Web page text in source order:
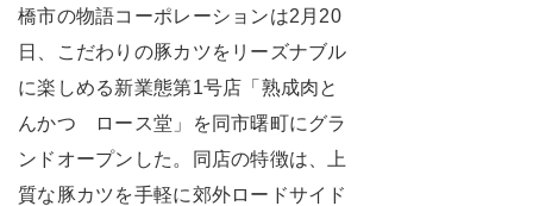
橋市の物語コーポレーションは2月20
日、こだわりの豚カツをリーズナブル
に楽しめる新業態第1号店「熟成肉と
んかつ ロース堂」を同市曙町にグラ
ンドオープンした。同店の特徴は、上
質な豚カツを手軽に郊外ロードサイド